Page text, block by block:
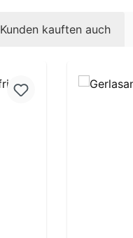
Kunden kauften auch